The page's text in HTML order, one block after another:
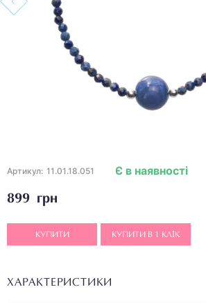
Артикул: 11.01.18.051
899 грн
Є в наявності
КУПИТИ КУПИТИ В 1 КЛІК
ХАРАКТЕРИСТИКИ